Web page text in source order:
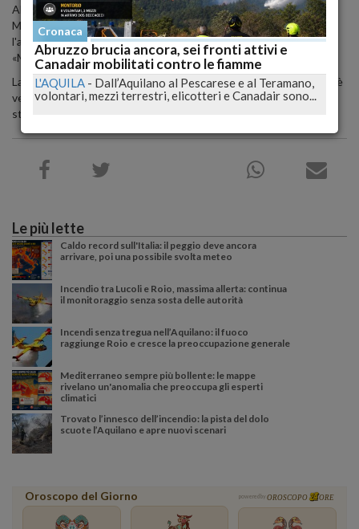
Alfio Stancampiano è stato trasportato d'urgenza all'ospedale
Morelli dove è deceduto a causa delle ferite riportate, mentre
l'altro complice è ricoverato in gravi condizioni all'ospedale
«Martino» di Messina.
La Procura ha sequestrato l'arma del delitto e l'abitazione dove si è
verificato l'omicidio, mentre i carabinieri del Ris lavoreranno per
stabilire la dinamica dell'accoltellamento.
Le più lette
Caldo record sull'Italia: il peggio deve ancora
arrivare, poi una possibile svolta meteo
Incendio tra Lucoli e Roio, massima allerta: continua
il monitoraggio senza sosta delle autorità
Incendi senza tregua nell’Aquilano: il fuoco
raggiunge Roio e cresce la preoccupazione generale
Mediterraneo sempre più bollente: le mappe
rivelano un'anomalia che preoccupa gli esperti
climatici
Trovato l’innesco dell’incendio: la pista del dolo
scuote l’Aquilano e apre nuovi scenari
Oroscopo del Giorno powered by OROSCOPO ORE
Cronaca
Abruzzo brucia ancora, sei fronti attivi e
Canadair mobilitati contro le fiamme
L'AQUILA - Dall’Aquilano al Pescarese e al Teramano,
volontari, mezzi terrestri, elicotteri e Canadair sono...